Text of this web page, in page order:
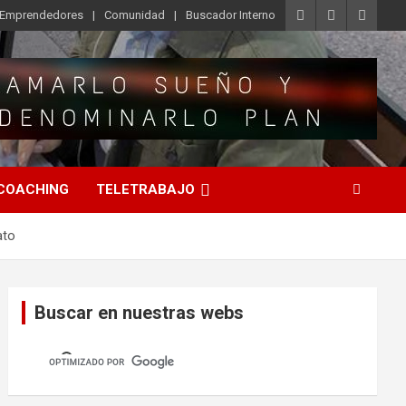
Comunidad Buscador Interno
TELETRABAJO
Buscar en nuestras webs